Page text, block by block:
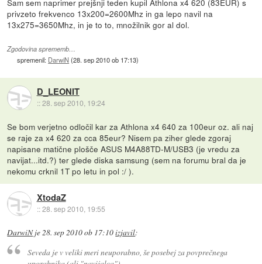
privzeto frekvenco 13x200=2600Mhz in ga lepo navil na
13x275=3650Mhz, in je to to, množilnik gor al dol.
Zgodovina sprememb…
spremenil: DarwiN(28. sep 2010 ob 17:13)
D_LEONIT
::28. sep 2010, 19:24
Se bom verjetno odločil kar za Athlona x4 640 za 100eur oz. ali naj
se raje za x4 620 za cca 85eur? Nisem pa ziher glede zgoraj
napisane matične plošče ASUS M4A88TD-M/USB3 (je vredu za
navijat...itd.?) ter glede diska samsung (sem na forumu bral da je
nekomu crknil 1T po letu in pol :/ ).
XtodaZ
::28. sep 2010, 19:55
DarwiNje28. sep 2010 ob 17:10izjavil:
Seveda je v veliki meri neuporabno, še posebej za povprečnega